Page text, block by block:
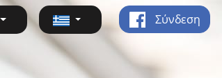
Σύνδεση